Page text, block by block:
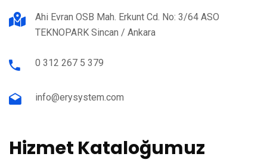
Ahi Evran OSB Mah. Erkunt Cd. No: 3/64 ASO
TEKNOPARK Sincan / Ankara
0 312 267 5 379
info@erysystem.com
Hizmet Kataloğumuz